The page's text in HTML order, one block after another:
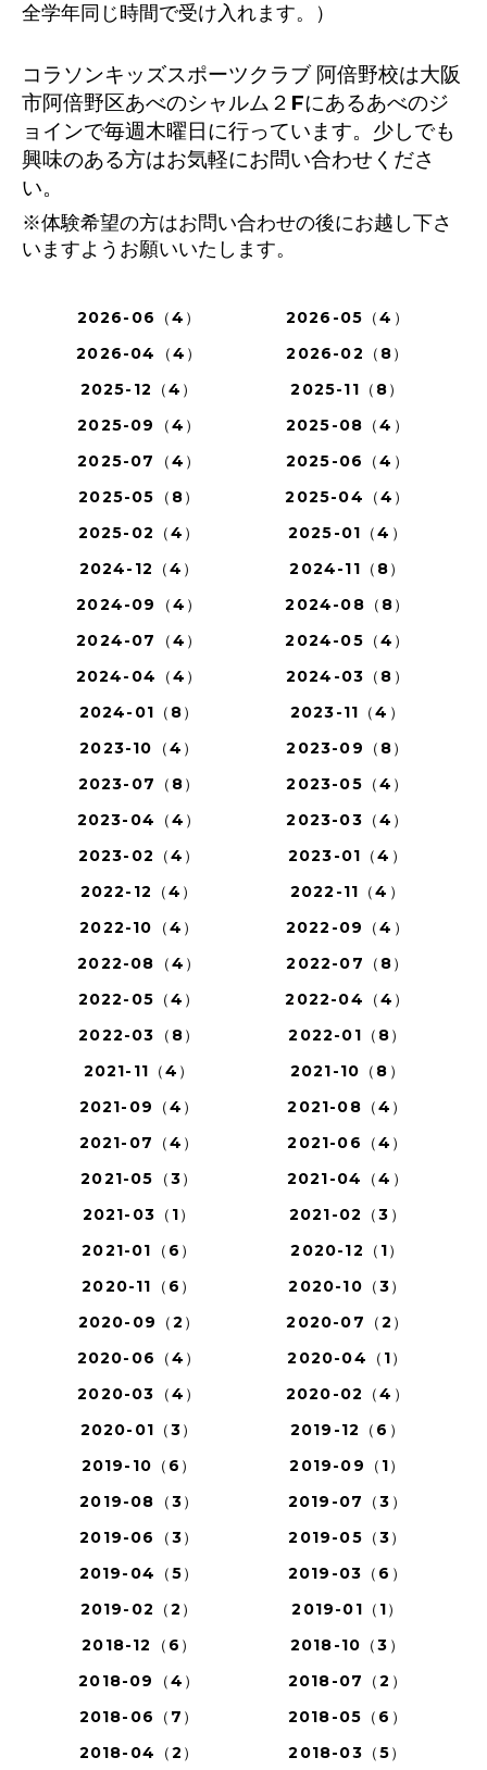
全学年同じ時間で受け入れます。）
コラソンキッズスポーツクラブ 阿倍野校は大阪
市阿倍野区あべのシャルム２Fにあるあべのジ
ョインで毎週木曜日に行っています。少しでも
興味のある方はお気軽にお問い合わせくださ
い。
※体験希望の方はお問い合わせの後にお越し下さ
いますようお願いいたします。
2026-06（4）
2026-05（4）
2026-04（4）
2026-02（8）
2025-12（4）
2025-11（8）
2025-09（4）
2025-08（4）
2025-07（4）
2025-06（4）
2025-05（8）
2025-04（4）
2025-02（4）
2025-01（4）
2024-12（4）
2024-11（8）
2024-09（4）
2024-08（8）
2024-07（4）
2024-05（4）
2024-04（4）
2024-03（8）
2024-01（8）
2023-11（4）
2023-10（4）
2023-09（8）
2023-07（8）
2023-05（4）
2023-04（4）
2023-03（4）
2023-02（4）
2023-01（4）
2022-12（4）
2022-11（4）
2022-10（4）
2022-09（4）
2022-08（4）
2022-07（8）
2022-05（4）
2022-04（4）
2022-03（8）
2022-01（8）
2021-11（4）
2021-10（8）
2021-09（4）
2021-08（4）
2021-07（4）
2021-06（4）
2021-05（3）
2021-04（4）
2021-03（1）
2021-02（3）
2021-01（6）
2020-12（1）
2020-11（6）
2020-10（3）
2020-09（2）
2020-07（2）
2020-06（4）
2020-04（1）
2020-03（4）
2020-02（4）
2020-01（3）
2019-12（6）
2019-10（6）
2019-09（1）
2019-08（3）
2019-07（3）
2019-06（3）
2019-05（3）
2019-04（5）
2019-03（6）
2019-02（2）
2019-01（1）
2018-12（6）
2018-10（3）
2018-09（4）
2018-07（2）
2018-06（7）
2018-05（6）
2018-04（2）
2018-03（5）